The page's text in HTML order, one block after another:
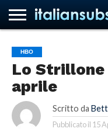
HOME
NEWS
ASCOLTI
RECENSIONI
INTERVISTE
CURIOSITÀ
CHI
SIAMO
CONTATTACI
FORUM
ITALIANSUBS
HBO
Lo Strillone
aprile
Scritto da
Pubblicato il 15